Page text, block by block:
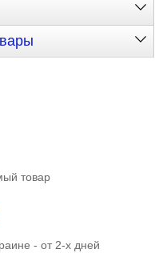
товар
- от 2-х дней